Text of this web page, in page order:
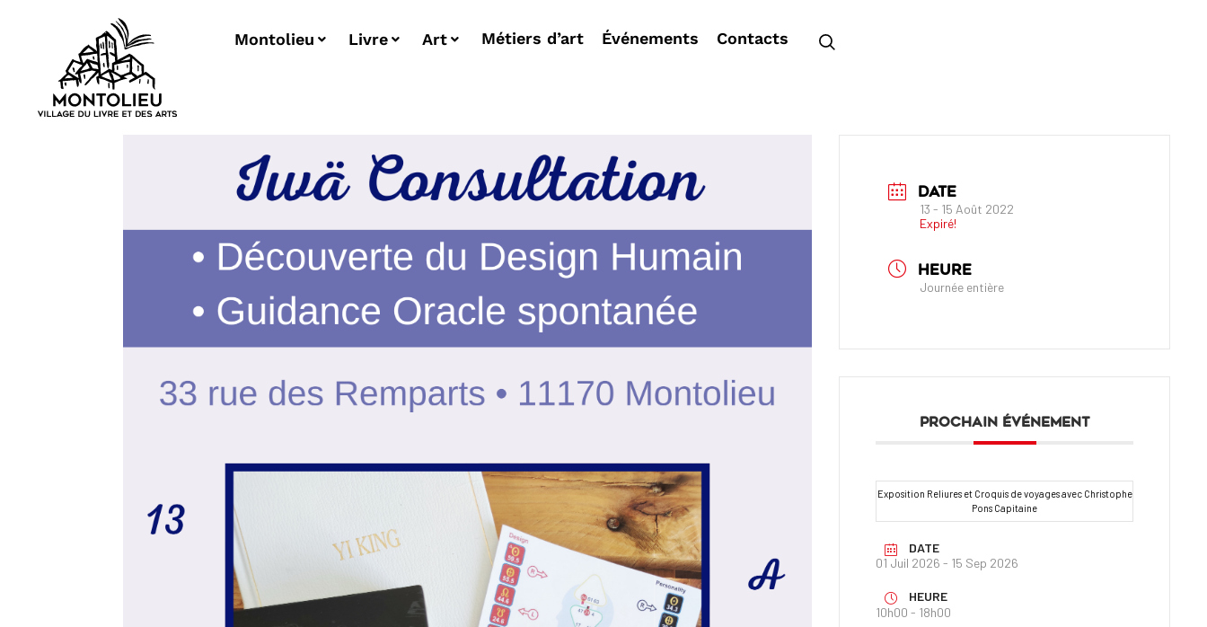
Montolieu Livre Art Métiers d’art Événements Contacts
DATE
13 - 15 Août 2022
Expiré!
HEURE
Journée entière
PROCHAIN ÉVÉNEMENT
Exposition Reliures et Croquis de voyages avec Christophe
Pons Capitaine
DATE
01 Juil 2026 - 15 Sep 2026
HEURE
10h00 - 18h00